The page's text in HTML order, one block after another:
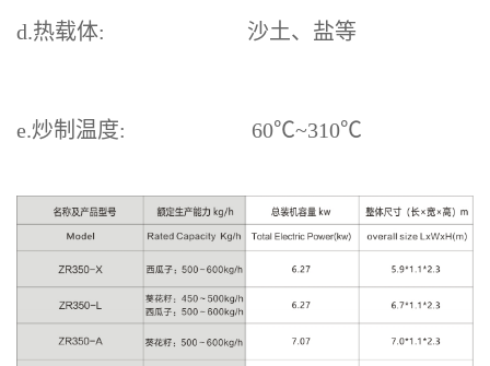
d.热载体: 沙土、盐等
e.炒制温度: 60℃~310℃